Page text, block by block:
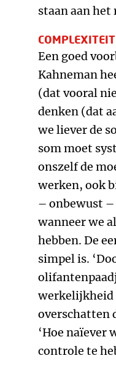
staan aan het
COMPLEXITEIT
Een goed
Kahneman
(dat vooral
denken (dat
we liever de
som moet
onszelf de
werken, ook
– onbewust –
wanneer we
hebben. De
simpel is.
werkelijkheid
overschatten
‘Hoe naïever
controle te